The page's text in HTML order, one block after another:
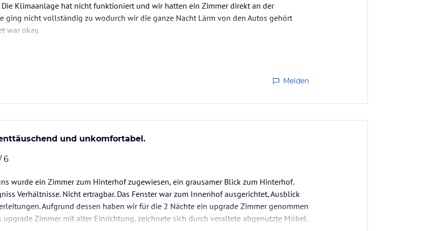
Die Klimaanlage hat nicht funktioniert und wir hatten ein Zimmer direkt an der
ging nicht vollständig zu wodurch wir die ganze Nacht Lärm von den Autos gehört
war okay.
Melden
und unkomfortabel.
6
wurde ein Zimmer zum Hinterhof zugewiesen, ein grausamer Blick zum Hinterhof.
Verhältnisse. Nicht ertragbar. Das Fenster war zum Innenhof ausgerichtet, Ausblick
Aufgrund dessen haben wir für die 2 Nächte ein upgrade Zimmer genommen
upgrade Zimmer mit alter Einrichtung, zeichnete sich durch veraltete abgenutzte Möbel.